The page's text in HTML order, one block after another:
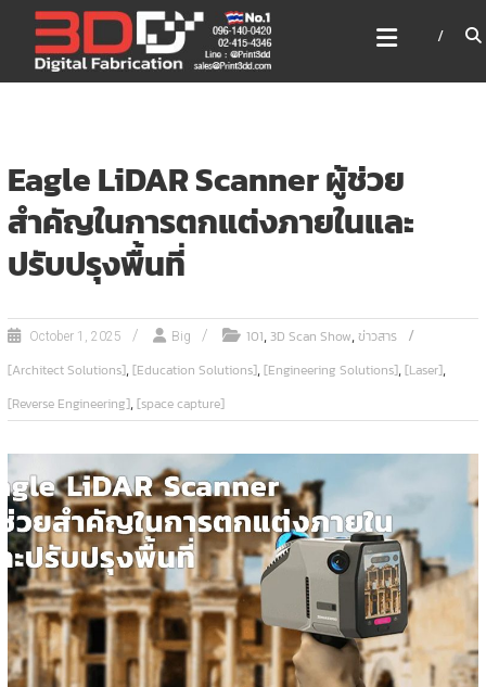
content
3DD DIGITAL FABRICATION
เครื่องพิมพ์3มิติ สแกนเนอร์
เลเซอร์
Eagle LiDAR Scanner ผู้ช่วย
สำคัญในการตกแต่งภายในและ
ปรับปรุงพื้นที่
October 1, 2025 Big 101,3D Scan Show,ข่าวสาร
[Architect Solutions],[Education Solutions],[Engineering Solutions],[Laser],
[Reverse Engineering],[space capture]